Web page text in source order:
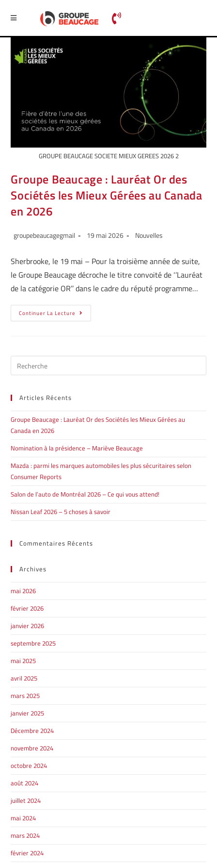
GROUPE BEAUCAGE SOCIETE MIEUX GEREES 2026 2
Groupe Beaucage : Lauréat Or des
Sociétés les Mieux Gérées au Canada
en 2026
groupebeaucagegmail 19 mai 2026 Nouvelles
Sherbrooke, le 19 mai – Pour la troisième année de suite,
le Groupe Beaucage décroche le titre convoité de ‘’Lauréat
de la catégorie OR’’ dans le cadre du réputé programme…
Continuer La Lecture
Articles Récents
Groupe Beaucage : Lauréat Or des Sociétés les Mieux Gérées au
Canada en 2026
Nomination à la présidence – Mariève Beaucage
Mazda : parmi les marques automobiles les plus sécuritaires selon
Consumer Reports
Salon de l’auto de Montréal 2026 – Ce qui vous attend!
Nissan Leaf 2026 – 5 choses à savoir
Commentaires Récents
Archives
mai 2026
février 2026
janvier 2026
septembre 2025
mai 2025
avril 2025
mars 2025
janvier 2025
Décembre 2024
novembre 2024
octobre 2024
août 2024
juillet 2024
mai 2024
mars 2024
février 2024